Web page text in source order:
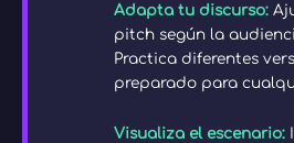
Adapta tu discurso:
pitch según la
Practica diferentes
preparado para
Visualiza el escenario: